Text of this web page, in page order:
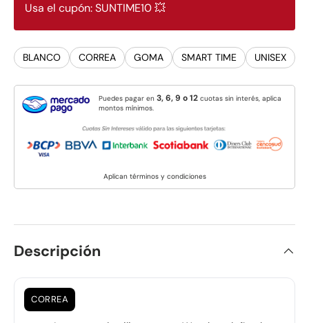
Usa el cupón: SUNTIME10 💥
BLANCO CORREA GOMA SMART TIME UNISEX
Puedes pagar en 3, 6, 9 o 12 cuotas sin interés, aplica
montos mínimos.
Aplican términos y condiciones
Descripción
CORREA